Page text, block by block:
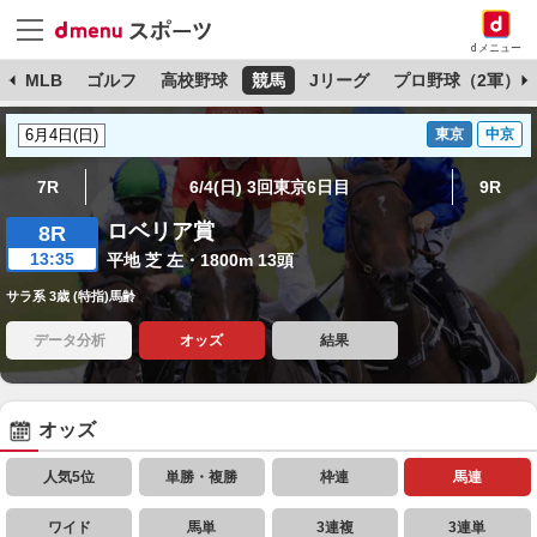
dメニュー
MLB ゴルフ 高校野球 競馬 Jリーグ プロ野球（2軍）
東京 中京
7R 6/4(日) 3回東京6日目 9R
8R
13:35
ロベリア賞
平地 芝 左・1800m 13頭
サラ系 3歳 (特指)馬齢
データ分析 オッズ 結果
オッズ
人気5位 単勝・複勝 枠連 馬連
ワイド 馬単 3連複 3連単